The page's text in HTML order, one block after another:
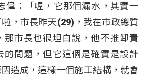
偉：「喔，它那個漏水，其實一
，市長昨天(29)，我在市政總質
那市長也很坦白說，他不推卸責
的問題，但它這個是確實是設計
因造成，這樣一個施工結構，就會